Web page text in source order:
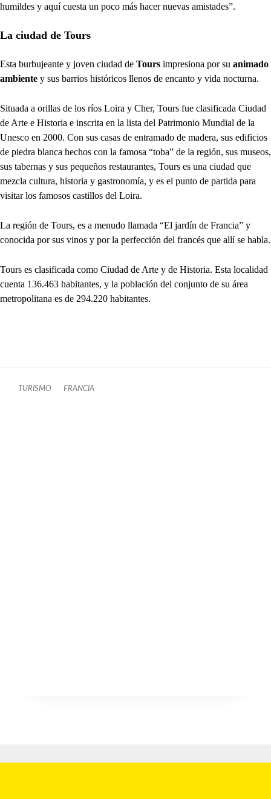
humildes y aquí cuesta un poco más hacer nuevas amistades”.
La ciudad de Tours
Esta burbujeante y joven ciudad de Tours impresiona por su animado
ambiente y sus barrios históricos llenos de encanto y vida nocturna.
Situada a orillas de los ríos Loira y Cher, Tours fue clasificada Ciudad
de Arte e Historia e inscrita en la lista del Patrimonio Mundial de la
Unesco en 2000. Con sus casas de entramado de madera, sus edificios
de piedra blanca hechos con la famosa “toba” de la región, sus museos,
sus tabernas y sus pequeños restaurantes, Tours es una ciudad que
mezcla cultura, historia y gastronomía, y es el punto de partida para
visitar los famosos castillos del Loira.
La región de Tours, es a menudo llamada “El jardín de Francia” y
conocida por sus vinos y por la perfección del francés que allí se habla.
Tours es clasificada como Ciudad de Arte y de Historia. Esta localidad
cuenta 136.463 habitantes, y la población del conjunto de su área
metropolitana es de 294.220 habitantes.
TURISMO FRANCIA